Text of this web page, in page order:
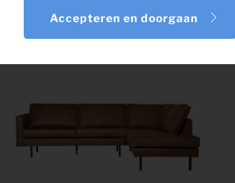
Accepteren en doorgaan